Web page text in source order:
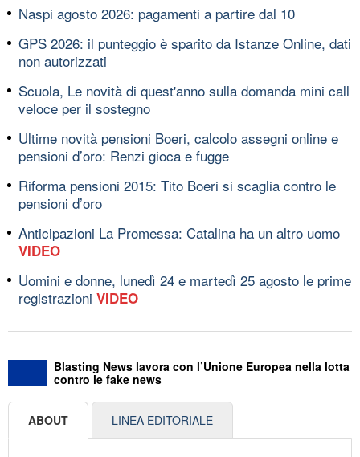
Naspi agosto 2026: pagamenti a partire dal 10
GPS 2026: il punteggio è sparito da Istanze Online, dati
non autorizzati
Scuola, Le novità di quest'anno sulla domanda mini call
veloce per il sostegno
Ultime novità pensioni Boeri, calcolo assegni online e
pensioni d’oro: Renzi gioca e fugge
Riforma pensioni 2015: Tito Boeri si scaglia contro le
pensioni d’oro
Anticipazioni La Promessa: Catalina ha un altro uomo
VIDEO
Uomini e donne, lunedì 24 e martedì 25 agosto le prime
registrazioni VIDEO
Blasting News lavora con l’Unione Europea nella lotta
contro le fake news
ABOUT LINEA EDITORIALE